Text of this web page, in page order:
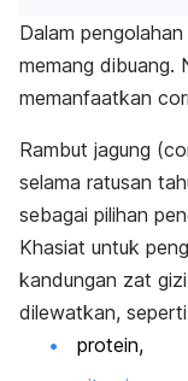
Dalam
memang dibuang.
memanfaatkan
Rambut jagung (
selama ratusan
sebagai pilihan
Khasiat untuk
kandungan zat gizi
dilewatkan,
protein,